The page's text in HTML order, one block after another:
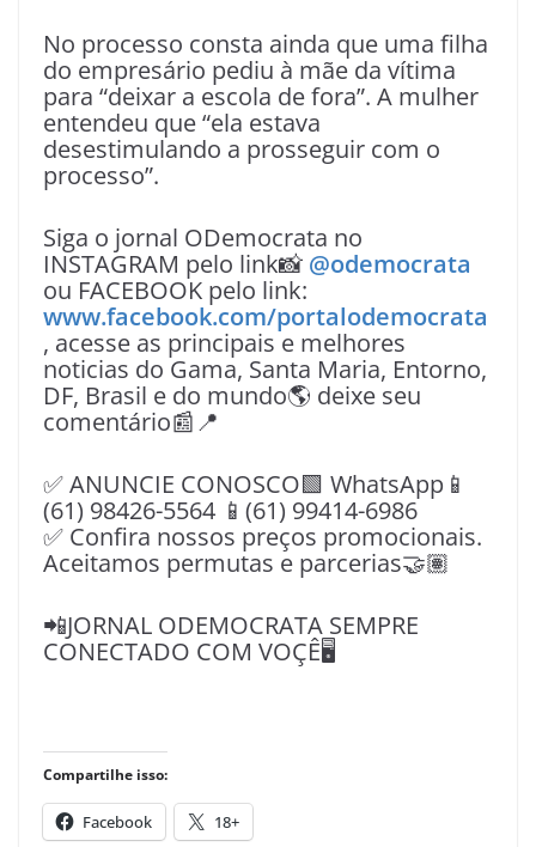
No processo consta ainda que uma filha
do empresário pediu à mãe da vítima
para “deixar a escola de fora”. A mulher
entendeu que “ela estava
desestimulando a prosseguir com o
processo”.
Siga o jornal ODemocrata no
INSTAGRAM pelo link📸 @odemocrata
ou FACEBOOK pelo link:
www.facebook.com/portalodemocrata
, acesse as principais e melhores
noticias do Gama, Santa Maria, Entorno,
DF, Brasil e do mundo🌎 deixe seu
comentário📰📍
✅ ANUNCIE CONOSCO🟩 WhatsApp📱
(61) 98426-5564 📱(61) 99414-6986
✅ Confira nossos preços promocionais.
Aceitamos permutas e parcerias🤝🏽
📲JORNAL ODEMOCRATA SEMPRE
CONECTADO COM VOÇÊ🖥️
Compartilhe isso:
Facebook 18+